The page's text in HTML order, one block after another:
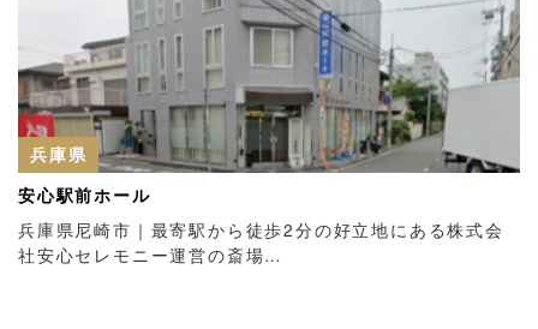
兵庫県
安心駅前ホール
兵庫県尼崎市｜最寄駅から徒歩2分の好立地にある株式会
社安心セレモニー運営の斎場…